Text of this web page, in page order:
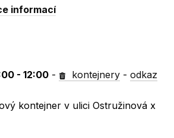
informací
- 12:00 - kontejnery -odkaz
kontejner v ulici Ostružinová x